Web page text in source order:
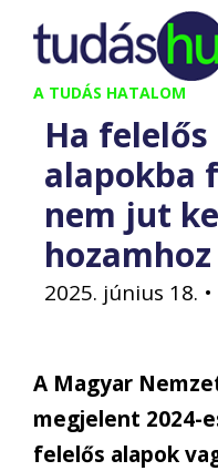
Kilépés
tartalomba
A TUDÁS HATALOM
Ha felelős
alapokba
nem jut
hozamhoz
2025. június 18. •
A Magyar
megjelent 2024-
felelős alapok